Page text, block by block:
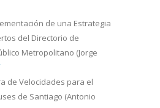
de una Estrategia
del Directorio de
Metropolitano (Jorge
de Velocidades para el
de Santiago (Antonio